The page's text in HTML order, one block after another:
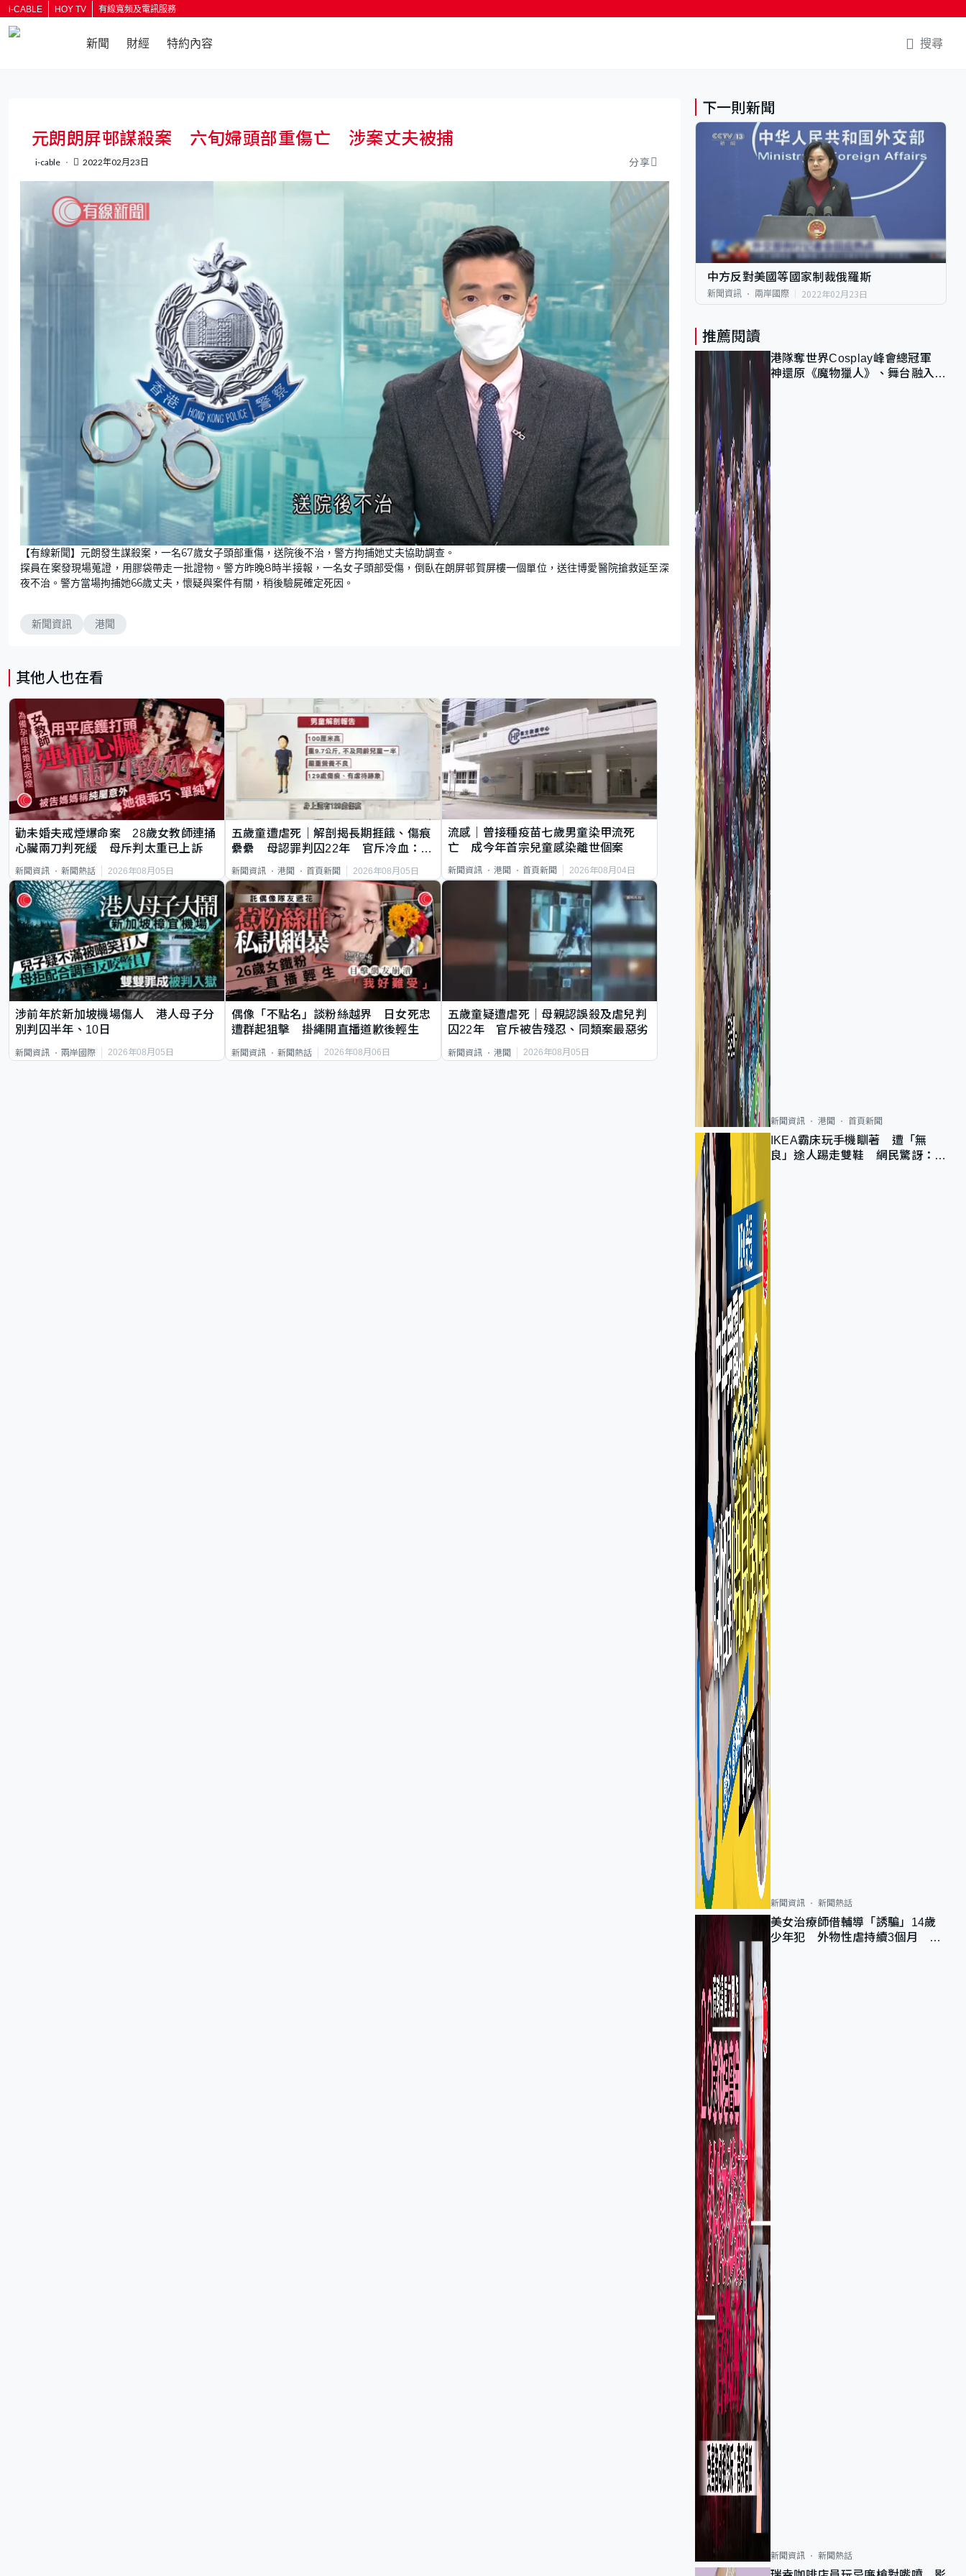
i-CABLE HOY TV 有線寬頻及電訊服務
新聞 財經 特約內容 搜尋
元朗朗屏邨謀殺案 六旬婦頭部重傷亡 涉案丈夫被捕
i-cable 2022年02月23日 分享
n
m
u
t
e
L
o
a
e
d
:
1
【有線新聞】元朗發生謀殺案，一名67歲女子頭部重傷，送院後不治，警方拘捕她丈夫協助調查。
探員在案發現場蒐證，用膠袋帶走一批證物。警方昨晚8時半接報，一名女子頭部受傷，倒臥在朗屏邨賀屏樓一個單位，送往博愛醫院搶救延至深
夜不治。警方當場拘捕她66歲丈夫，懷疑與案件有關，稍後驗屍確定死因。
新聞資訊 港聞
其他人也在看
勸未婚夫戒煙爆命案 28歲女教師連捅
心臟兩刀判死緩 母斥判太重已上訴
新聞資訊 新聞熱話 2026年08月05日
五歲童遭虐死｜解剖揭長期捱餓、傷痕
纍纍 母認罪判囚22年 官斥冷血：同
類案最惡劣
新聞資訊 港聞 首頁新聞 2026年08月05日
流感｜曾接種疫苗七歲男童染甲流死
亡 成今年首宗兒童感染離世個案
新聞資訊 港聞 首頁新聞 2026年08月04日
涉前年於新加坡機場傷人 港人母子分
別判囚半年、10日
新聞資訊 兩岸國際 2026年08月05日
偶像「不點名」談粉絲越界 日女死忠
遭群起狙擊 掛繩開直播道歉後輕生
新聞資訊 新聞熱話 2026年08月06日
五歲童疑遭虐死｜母親認誤殺及虐兒判
囚22年 官斥被告殘忍、同類案最惡劣
新聞資訊 港聞 2026年08月05日
下一則新聞
中方反對美國等國家制裁俄羅斯
新聞資訊 兩岸國際 2022年02月23日
推薦閱讀
港隊奪世界Cosplay峰會總冠軍
神還原《魔物獵人》、舞台融入獅
新聞資訊 港聞 首頁新聞
IKEA霸床玩手機瞓著 遭「無
良」途人踢走雙鞋 網民驚訝：冇
新聞資訊 新聞熱話
美女治療師借輔導「誘騙」14歲
少年犯 外物性虐持續3個月 受
新聞資訊 新聞熱話